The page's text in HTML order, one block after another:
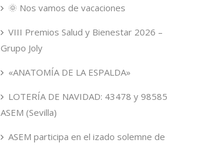
🌞 Nos vamos de vacaciones
VIII Premios Salud y Bienestar 2026 –
Grupo Joly
«ANATOMÍA DE LA ESPALDA»
LOTERÍA DE NAVIDAD: 43478 y 98585
ASEM (Sevilla)
ASEM participa en el izado solemne de